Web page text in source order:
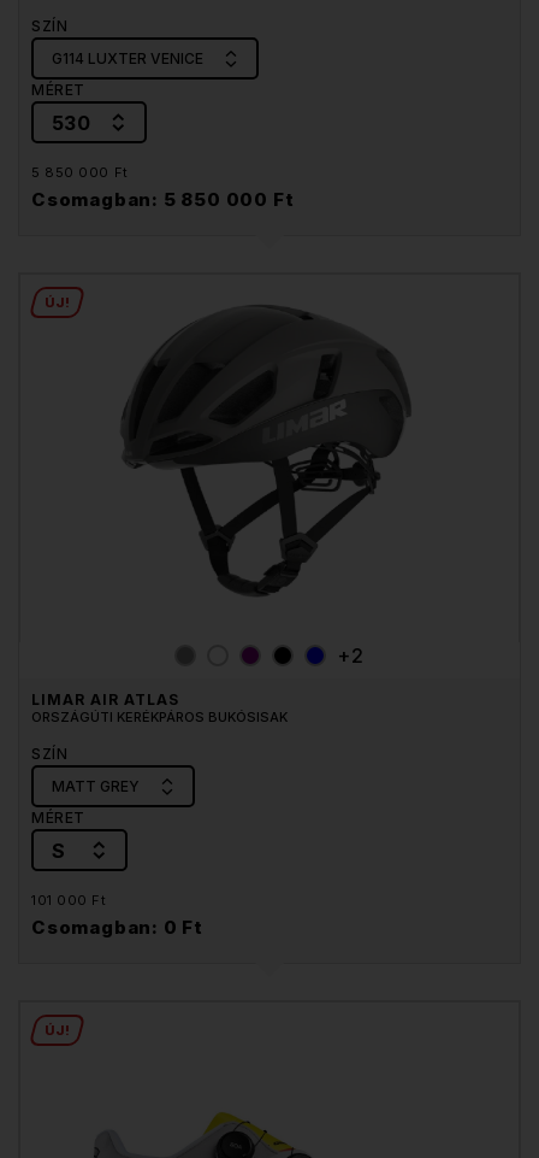
SZÍN
G114 LUXTER VENICE
MÉRET
530
5 850 000 Ft
Csomagban: 5 850 000 Ft
ÚJ!
+2
LIMAR AIR ATLAS
ORSZÁGÚTI KERÉKPÁROS BUKÓSISAK
SZÍN
MATT GREY
MÉRET
S
101 000 Ft
Csomagban: 0 Ft
ÚJ!